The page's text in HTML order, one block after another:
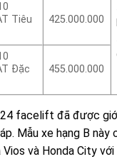
Tiêu
425.000.000
Đặc
455.000.000
facelift đã được
Mẫu xe hạng B
và Honda City